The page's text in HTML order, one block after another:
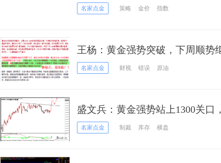
名家点金 策略 金价 指数
王杨：黄金强势突破，下周顺势
名家点金 财视 错误 原油
盛文兵：黄金强势站上1300关口
名家点金 制裁 库存 横盘